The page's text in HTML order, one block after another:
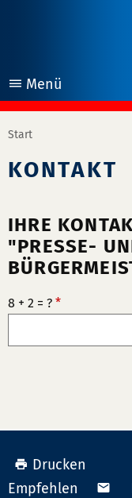
Menü
öffnen
Start
KONTAKT
IHRE
"PRESSE-
8 + 2 = ? *
Drucken
Empfehlen